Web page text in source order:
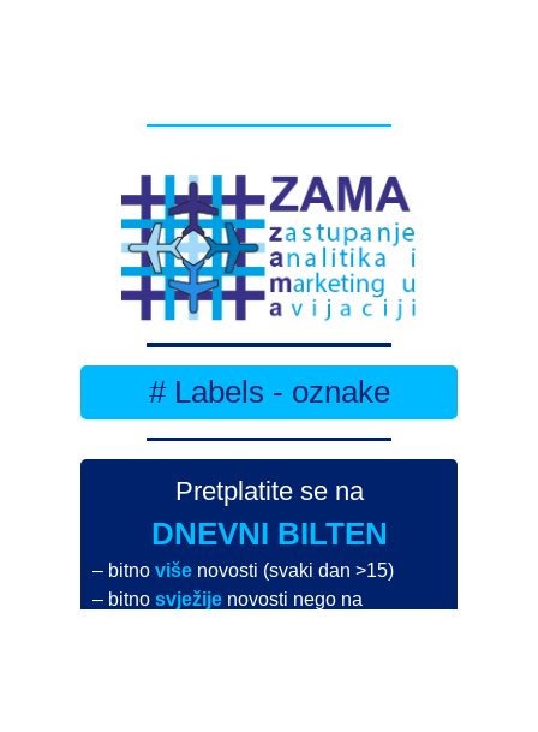
# Labels - oznake
Pretplatite se na
DNEVNI BILTEN
– bitnoviše novosti (svaki dan >15)
– bitnosvježije novosti nego na